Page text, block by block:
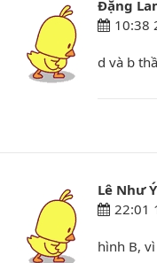
Đặng
10:38
d và b
Lê Như Ý
22:01
hình B,